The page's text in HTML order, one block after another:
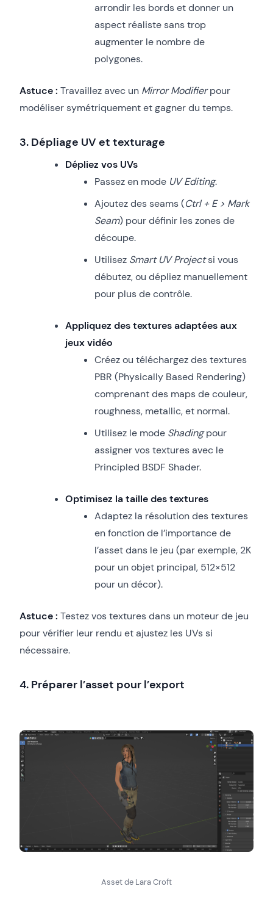
arrondir les bords et donner un
aspect réaliste sans trop
augmenter le nombre de
polygones.
Astuce : Travaillez avec un Mirror Modifierpour
modéliser symétriquement et gagner du temps.
3. Dépliage UV et texturage
Dépliez vos UVs
Passez en mode UV Editing.
Ajoutez des seams (Ctrl + E > Mark
Seam) pour définir les zones de
découpe.
Utilisez Smart UV Projectsi vous
débutez, ou dépliez manuellement
pour plus de contrôle.
Appliquez des textures adaptées aux
jeux vidéo
Créez ou téléchargez des textures
PBR (Physically Based Rendering)
comprenant des maps de couleur,
roughness, metallic, et normal.
Utilisez le mode Shadingpour
assigner vos textures avec le
Principled BSDF Shader.
Optimisez la taille des textures
Adaptez la résolution des textures
en fonction de l’importance de
l’asset dans le jeu (par exemple, 2K
pour un objet principal, 512×512
pour un décor).
Astuce : Testez vos textures dans un moteur de jeu
pour vérifier leur rendu et ajustez les UVs si
nécessaire.
4. Préparer l’asset pour l’export
Asset de Lara Croft